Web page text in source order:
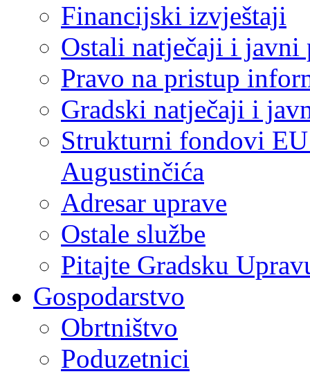
Financijski izvještaji
Ostali natječaji i javni
Pravo na pristup
Gradski natječaji i
Strukturni fondovi
Augustinčića
Adresar uprave
Ostale službe
Pitajte Gradsku
Gospodarstvo
Obrtništvo
Poduzetnici